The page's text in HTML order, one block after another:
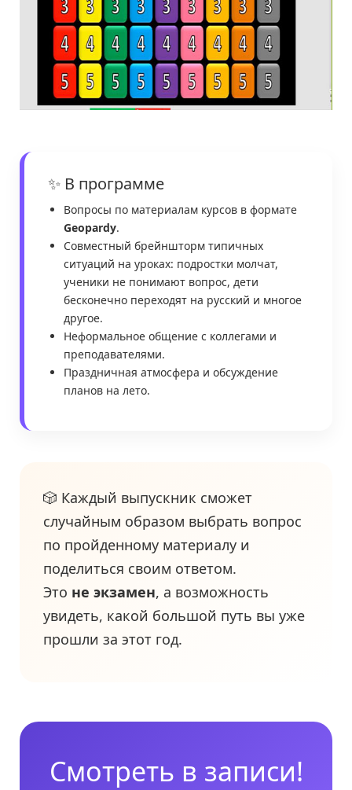
✨ В программе
Вопросы по материалам курсов в формате
Geopardy.
Совместный брейншторм типичных
ситуаций на уроках: подростки молчат,
ученики не понимают вопрос, дети
бесконечно переходят на русский и многое
другое.
Неформальное общение с коллегами и
преподавателями.
Праздничная атмосфера и обсуждение
планов на лето.
🎲 Каждый выпускник сможет
случайным образом выбрать вопрос
по пройденному материалу и
поделиться своим ответом.
Это не экзамен, а возможность
увидеть, какой большой путь вы уже
прошли за этот год.
Смотреть в записи!